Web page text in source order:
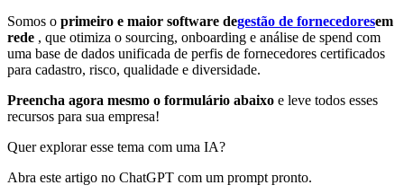
Somos o primeiro e maior software degestão de fornecedoresem
rede , que otimiza o sourcing, onboarding e análise de spend com
uma base de dados unificada de perfis de fornecedores certificados
para cadastro, risco, qualidade e diversidade.
Preencha agora mesmo o formulário abaixo e leve todos esses
recursos para sua empresa!
Quer explorar esse tema com uma IA?
Abra este artigo no ChatGPT com um prompt pronto.